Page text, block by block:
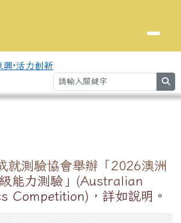
就測驗協會舉辦「2026澳洲
能力測驗」(Australian
Competition)，詳如說明。